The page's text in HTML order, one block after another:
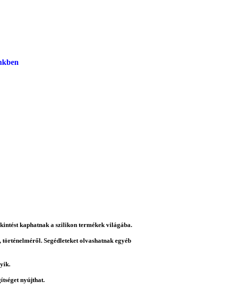
kaphatnak a szilikon termékek világába.
Segédleteket olvashatnak egyéb
nyújthat.